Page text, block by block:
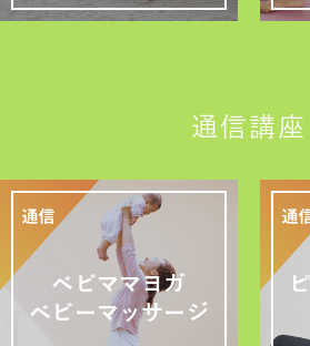
通信講座
ベビママヨガ
ベビーマッサージ